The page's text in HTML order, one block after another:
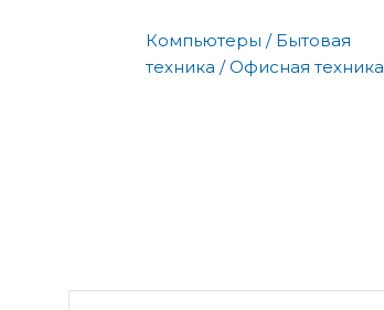
Компьютеры / Бытовая
техника / Офисная техника